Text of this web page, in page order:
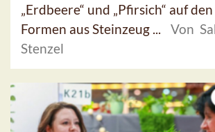
„Erdbeere“ und „Pfirsich“ auf
Formen aus Steinzeug ...
Von
Stenzel